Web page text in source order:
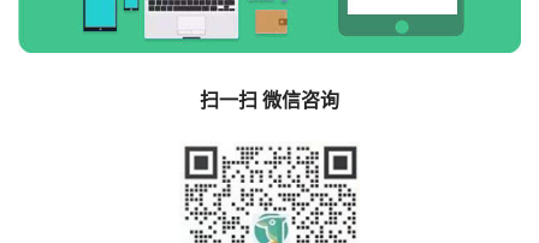
扫一扫 微信咨询